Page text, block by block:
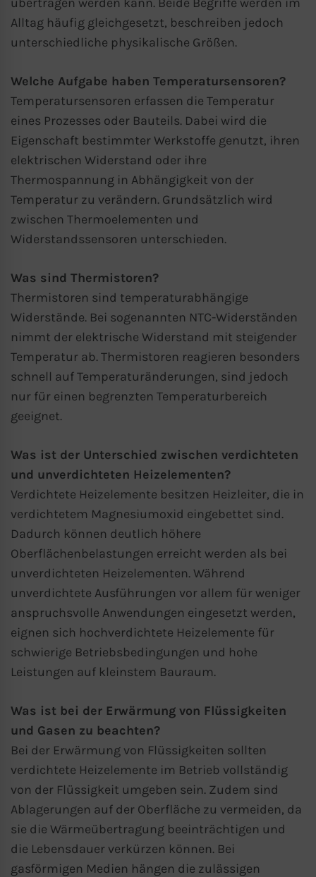
Alltag häufig gleichgesetzt, beschreiben jedoch
unterschiedliche physikalische Größen.
Welche Aufgabe haben Temperatursensoren?
Temperatursensoren erfassen die Temperatur
eines Prozesses oder Bauteils. Dabei wird die
Eigenschaft bestimmter Werkstoffe genutzt, ihren
elektrischen Widerstand oder ihre
Thermospannung in Abhängigkeit von der
Temperatur zu verändern. Grundsätzlich wird
zwischen Thermoelementen und
Widerstandssensoren unterschieden.
Was sind Thermistoren?
Thermistoren sind temperaturabhängige
Widerstände. Bei sogenannten NTC-Widerständen
nimmt der elektrische Widerstand mit steigender
Temperatur ab. Thermistoren reagieren besonders
schnell auf Temperaturänderungen, sind jedoch
nur für einen begrenzten Temperaturbereich
geeignet.
Was ist der Unterschied zwischen verdichteten
und unverdichteten Heizelementen?
Verdichtete Heizelemente besitzen Heizleiter, die in
verdichtetem Magnesiumoxid eingebettet sind.
Dadurch können deutlich höhere
Oberflächenbelastungen erreicht werden als bei
unverdichteten Heizelementen. Während
unverdichtete Ausführungen vor allem für weniger
anspruchsvolle Anwendungen eingesetzt werden,
eignen sich hochverdichtete Heizelemente für
schwierige Betriebsbedingungen und hohe
Leistungen auf kleinstem Bauraum.
Was ist bei der Erwärmung von Flüssigkeiten
und Gasen zu beachten?
Bei der Erwärmung von Flüssigkeiten sollten
verdichtete Heizelemente im Betrieb vollständig
von der Flüssigkeit umgeben sein. Zudem sind
Ablagerungen auf der Oberfläche zu vermeiden, da
sie die Wärmeübertragung beeinträchtigen und
die Lebensdauer verkürzen können. Bei
gasförmigen Medien hängen die zulässigen